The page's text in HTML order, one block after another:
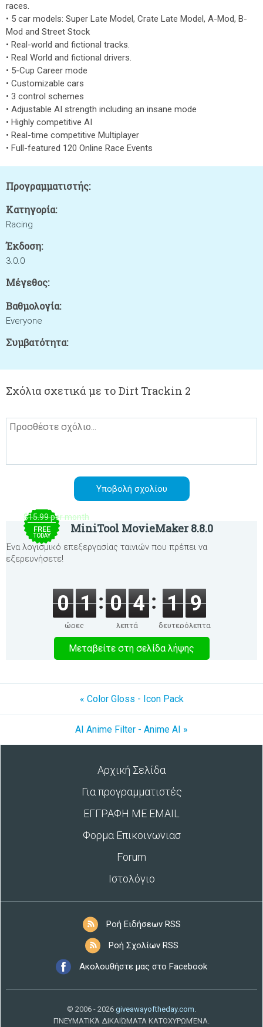
races.
• 5 car models: Super Late Model, Crate Late Model, A-Mod, B-
Mod and Street Stock
• Real-world and fictional tracks.
• Real World and fictional drivers.
• 5-Cup Career mode
• Customizable cars
• 3 control schemes
• Adjustable AI strength including an insane mode
• Highly competitive AI
• Real-time competitive Multiplayer
• Full-featured 120 Online Race Events
Προγραμματιστής:
Κατηγορία:
Racing
Έκδοση:
3.0.0
Μέγεθος:
Βαθμολογία:
Everyone
Συμβατότητα:
Σχόλια σχετικά με το Dirt Trackin 2
$15.99 per month
FREE
TODAY
MiniTool MovieMaker 8.8.0
Ένα λογισμικό επεξεργασίας ταινιών που πρέπει να
εξερευνήσετε!
0 1
ώρες
0 4
λεπτά
1 9
δευτερόλεπτα
Μεταβείτε στη σελίδα λήψης
« Color Gloss - Icon Pack
AI Anime Filter - Anime AI »
Αρχική Σελίδα
Για προγραμματιστές
ΕΓΓΡΑΦΗ ΜΕ EMAIL
Φορμα Επικοινωνιασ
Forum
Ιστολόγιο
Ροή Ειδήσεων RSS
Ροή Σχολίων RSS
Ακολουθήστε μας στο Facebook
© 2006 - 2026 giveawayoftheday.com.
ΠΝΕΥΜΑΤΙΚΆ ΔΙΚΑΙΏΜΑΤΑ ΚΑΤΟΧΥΡΩΜΈΝΑ.